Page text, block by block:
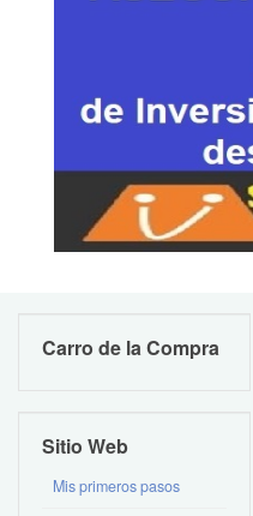
Carro de la Compra
Sitio Web
Mis primeros pasos